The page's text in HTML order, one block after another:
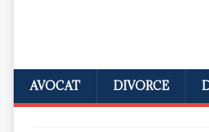
AVOCAT DIVORCE